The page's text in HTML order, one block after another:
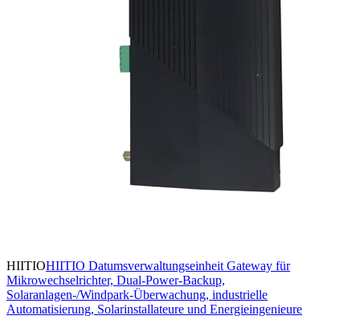
HIITIOHIITIO Datumsverwaltungseinheit Gateway für
Mikrowechselrichter, Dual-Power-Backup,
Solaranlagen-/Windpark-Überwachung, industrielle
Automatisierung, Solarinstallateure und Energieingenieure